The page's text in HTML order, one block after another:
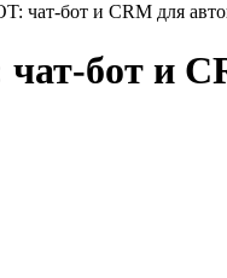
чат-бот и CRM для
бот и